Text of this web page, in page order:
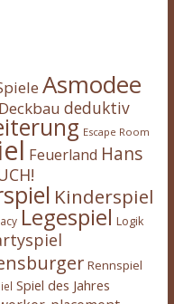
Asmodee
Deckbau deduktiv
Escape Room
Feuerland Hans
Kinderspiel
Legespiel Logik
Rennspiel
Spiel des Jahres